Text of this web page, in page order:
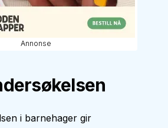
Annonse
i barnehager gir